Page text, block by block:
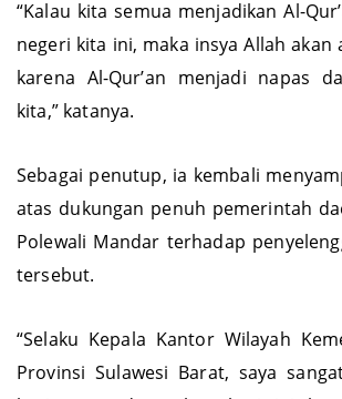
“Kalau kita semua menjadikan Al-
negeri kita ini, maka insya Allah akan
karena Al-Qur’an menjadi napas
kita,” katanya.
Sebagai penutup, ia kembali
atas dukungan penuh pemerintah
Polewali Mandar terhadap
tersebut.
“Selaku Kepala Kantor Wilayah
Provinsi Sulawesi Barat, saya